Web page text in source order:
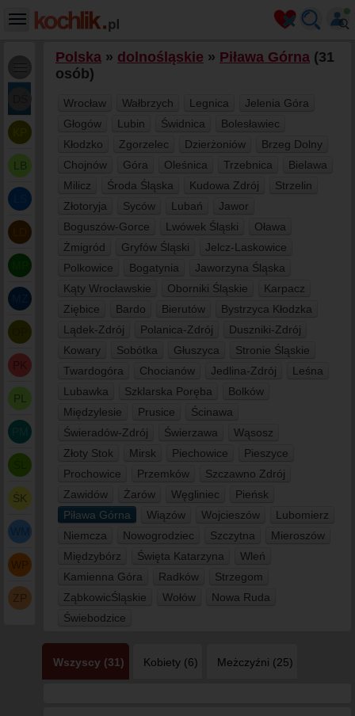
LB
PL
ŚK
WP
Polska » dolnośląskie » Piława Górna (31
osób)
Wrocław Wałbrzych Legnica
Jelenia Góra
Głogów
Lubin Świdnica
Bolesławiec
Kłodzko
Zgorzelec Dzierżoniów
Brzeg Dolny
Chojnów
Góra Oleśnica Trzebnica
Bielawa
Milicz
Środa Śląska Kudowa Zdrój
Strzelin
Złotoryja
Syców Lubań
Jawor
Boguszów-Gorce
Lwówek Śląski
Oława
Żmigród
Gryfów Śląski
Jelcz-Laskowice
Polkowice
Bogatynia
Jaworzyna Śląska
Kąty Wrocławskie
Oborniki Śląskie
Karpacz
Ziębice
Bardo Bierutów
Bystrzyca Kłodzka
Lądek-Zdrój
Polanica-Zdrój
Duszniki-Zdrój
Kowary
Sobótka Głuszyca
Stronie Śląskie
Twardogóra
Chocianów Jedlina-Zdrój
Leśna
Lubawka
Szklarska Poręba
Bolków
Międzylesie
Prusice
Ścinawa
Świeradów-Zdrój
Świerzawa
Wąsosz
Złoty Stok
Mirsk Piechowice
Pieszyce
Prochowice
Przemków
Szczawno Zdrój
Zawidów
Żarów Węgliniec
Pieńsk
Piława Górna
Wiązów Wojcieszów
Lubomierz
Niemcza
Nowogrodziec Szczytna
Mieroszów
Międzybórz
Święta Katarzyna
Wleń
Kamienna Góra
Radków
Strzegom
ZąbkowicŚląskie
Wołów
Nowa Ruda
Świebodzice
Wszyscy (31) Kobiety (6) Meżczyźni (25)